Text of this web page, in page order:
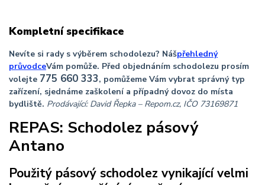
Kompletní specifikace
Nevíte si rady s výběrem schodolezu? Nášpřehledný
průvodceVám pomůže. Před objednáním schodolezu prosím
volejte 775 660 333, pomůžeme Vám vybrat správný typ
zařízení, sjednáme zaškolení a případný dovoz do místa
bydliště. Prodávající: David Řepka – Repom.cz, IČO 73169871
REPAS: Schodolez pásový
Antano
Použitý pásový schodolez vynikající velmi